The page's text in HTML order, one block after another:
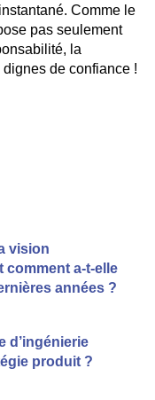
Comme le
pas seulement
la
de confiance !
vision
comment a-t-elle
années ?
d’ingénierie
produit ?